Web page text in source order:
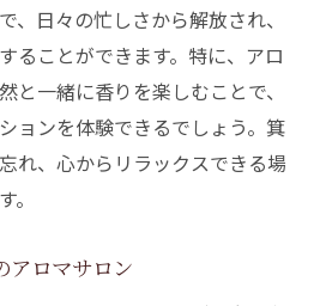
、日々の忙しさから解放され、
ることができます。特に、アロ
と一緒に香りを楽しむことで、
ョンを体験できるでしょう。箕
れ、心からリラックスできる場
アロマサロン